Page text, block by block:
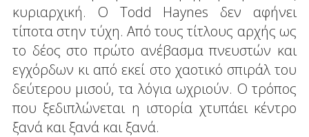
κυριαρχική. Ο Todd Haynes δεν αφήνει
τίποτα στην τύχη. Από τους τίτλους αρχής ως
το δέος στο πρώτο ανέβασμα πνευστών και
εγχόρδων κι από εκεί στο χαοτικό σπιράλ του
δεύτερου μισού, τα λόγια ωχριούν. Ο τρόπος
που ξεδιπλώνεται η ιστορία χτυπάει κέντρο
ξανά και ξανά και ξανά.